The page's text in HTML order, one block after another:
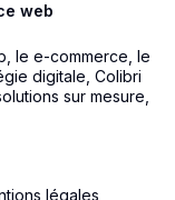
web
le e-commerce, le
digitale, Colibri
sur mesure,
légales